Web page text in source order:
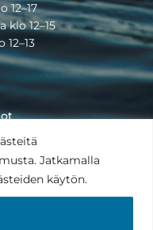
Jatkamalla
käytön.
12–17
klo 12–15
12–13